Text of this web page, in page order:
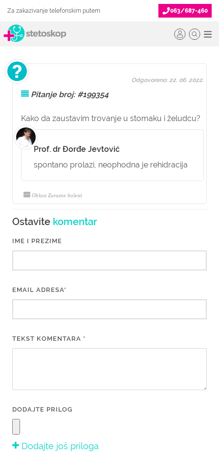
Za zakazivanje telefonskim putem 063/687-460
Pitanje broj: #199354
Kako da zaustavim trovanje u stomaku i želudcu?
Odgovoreno: 22. 06. 2022.
Prof. dr Đorđe Jevtović
spontano prolazi, neophodna je rehidracija
Oblast Zarazne bolesti
Ostavite komentar
IME I PREZIME
EMAIL ADRESA*
TEKST KOMENTARA *
DODAJTE PRILOG
Dodajte još priloga